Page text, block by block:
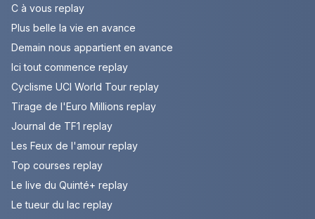
C à vous replay
Plus belle la vie en avance
Demain nous appartient en avance
Ici tout commence replay
Cyclisme UCI World Tour replay
Tirage de l'Euro Millions replay
Journal de TF1 replay
Les Feux de l'amour replay
Top courses replay
Le live du Quinté+ replay
Le tueur du lac replay